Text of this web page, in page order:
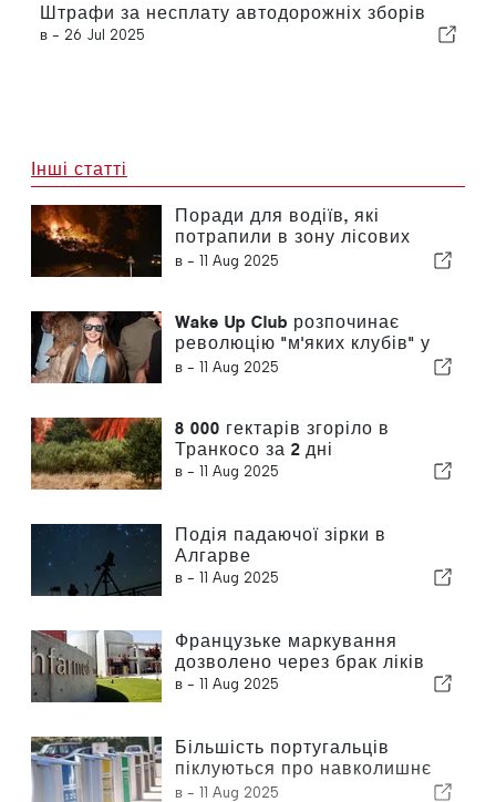
Штрафи за несплату автодорожніх зборів
в - 26 Jul 2025
Інші статті
Поради для водіїв, які
потрапили в зону лісових
пожеж
в - 11 Aug 2025
Wake Up Club розпочинає
революцію "м'яких клубів" у
Лісабоні
в - 11 Aug 2025
8 000 гектарів згоріло в
Транкосо за 2 дні
в - 11 Aug 2025
Подія падаючої зірки в
Алгарве
в - 11 Aug 2025
Французьке маркування
дозволено через брак ліків
в - 11 Aug 2025
Більшість португальців
піклуються про навколишнє
середовище
в - 11 Aug 2025